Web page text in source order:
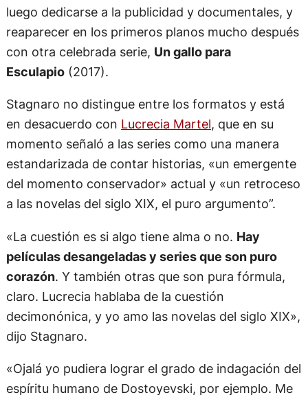
reaparecer en los primeros planos mucho después
con otra celebrada serie,Un gallo para
Esculapio(2017).
Stagnaro no distingue entre los formatos y está
en desacuerdo conLucrecia Martel, que en su
momento señaló a las series como una manera
estandarizada de contar historias, «un emergente
del momento conservador» actual y «un retroceso
a las novelas del siglo XIX, el puro argumento”.
«La cuestión es si algo tiene alma o no.Hay
películas desangeladas y series que son puro
corazón. Y también otras que son pura fórmula,
claro. Lucrecia hablaba de la cuestión
decimonónica, y yo amo las novelas del siglo XIX»,
dijo Stagnaro.
«Ojalá yo pudiera lograr el grado de indagación del
espíritu humano de Dostoyevski, por ejemplo. Me
encantaría lograr esa intimidad del espectador